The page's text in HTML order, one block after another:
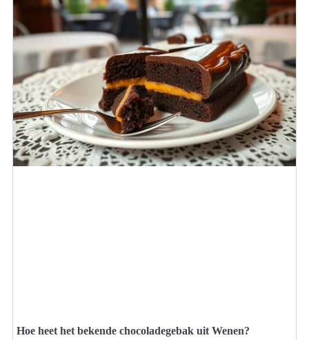
Hoe heet het bekende chocoladegebak uit Wenen?